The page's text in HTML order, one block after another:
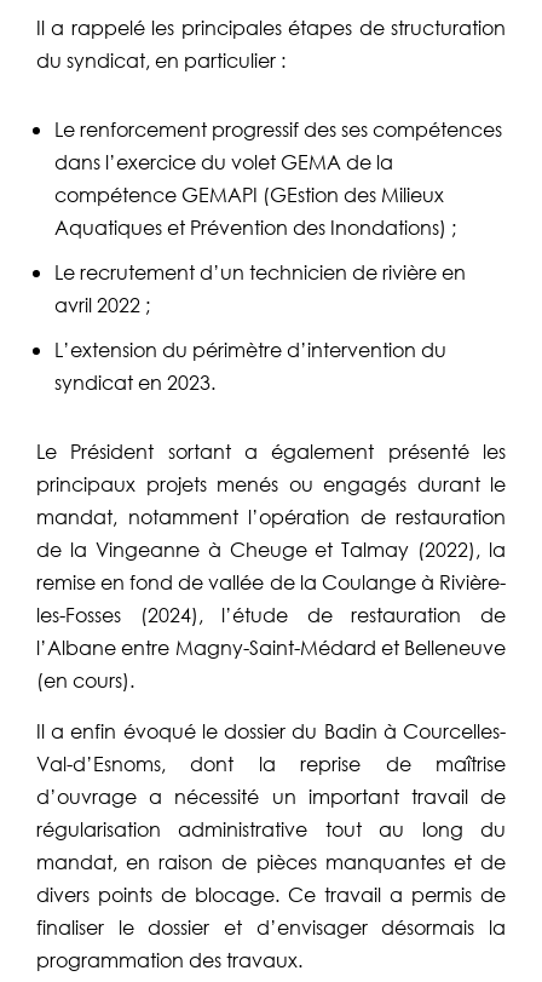
Il a rappelé les principales étapes de structuration
du syndicat, en particulier :
Le renforcement progressif des ses compétences
dans l’exercice du volet GEMA de la
compétence GEMAPI (GEstion des Milieux
Aquatiques et Prévention des Inondations) ;
Le recrutement d’un technicien de rivière en
avril 2022 ;
L’extension du périmètre d’intervention du
syndicat en 2023.
Le Président sortant a également présenté les
principaux projets menés ou engagés durant le
mandat, notamment l’opération de restauration
de la Vingeanne à Cheuge et Talmay (2022), la
remise en fond de vallée de la Coulange à Rivière-
les-Fosses (2024), l’étude de restauration de
l’Albane entre Magny-Saint-Médard et Belleneuve
(en cours).
Il a enfin évoqué le dossier du Badin à Courcelles-
Val-d’Esnoms, dont la reprise de maîtrise
d’ouvrage a nécessité un important travail de
régularisation administrative tout au long du
mandat, en raison de pièces manquantes et de
divers points de blocage. Ce travail a permis de
finaliser le dossier et d’envisager désormais la
programmation des travaux.